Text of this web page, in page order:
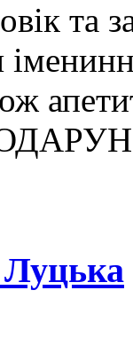
та
Луцька